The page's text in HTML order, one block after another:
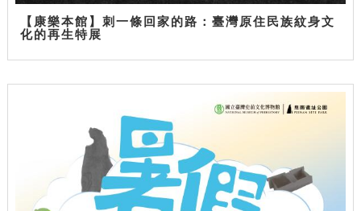
【康樂本館】刺一條回家的路：臺灣原住民族紋身文
化的再生特展